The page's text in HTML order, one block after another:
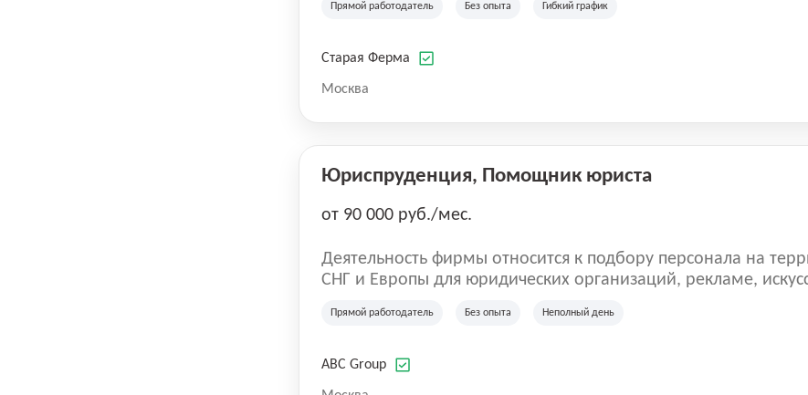
крупнейших маркетплейсах России (Wildberries, Ozon,
товаров по всей территории России и за ее пределами. У
SKU, премиальные бренды кормов и собственные СТМ.
Прямой работодатель Без опыта Гибкий график
Старая Ферма
Москва
Юриспруденция, Помощник юриста
от 90 000 руб./мес.
Деятельность фирмы относится к подбору персонала на
СНГ и Европы для юридических организаций, рекламе,
Прямой работодатель Без опыта Неполный день
ABC Group